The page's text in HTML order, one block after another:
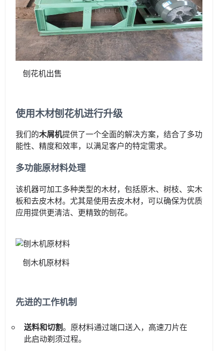
刨花机出售
使用木材刨花机进行升级
我们的木屑机提供了一个全面的解决方案，结合了多功
能性、精度和效率，以满足客户的特定需求。
多功能原材料处理
该机器可加工多种类型的木材，包括原木、树枝、实木
板和去皮木材。尤其是使用去皮木材，可以确保为优质
应用提供更清洁、更精致的刨花。
刨木机原材料
先进的工作机制
送料和切割。原材料通过端口送入，高速刀片在
此启动剃须过程。